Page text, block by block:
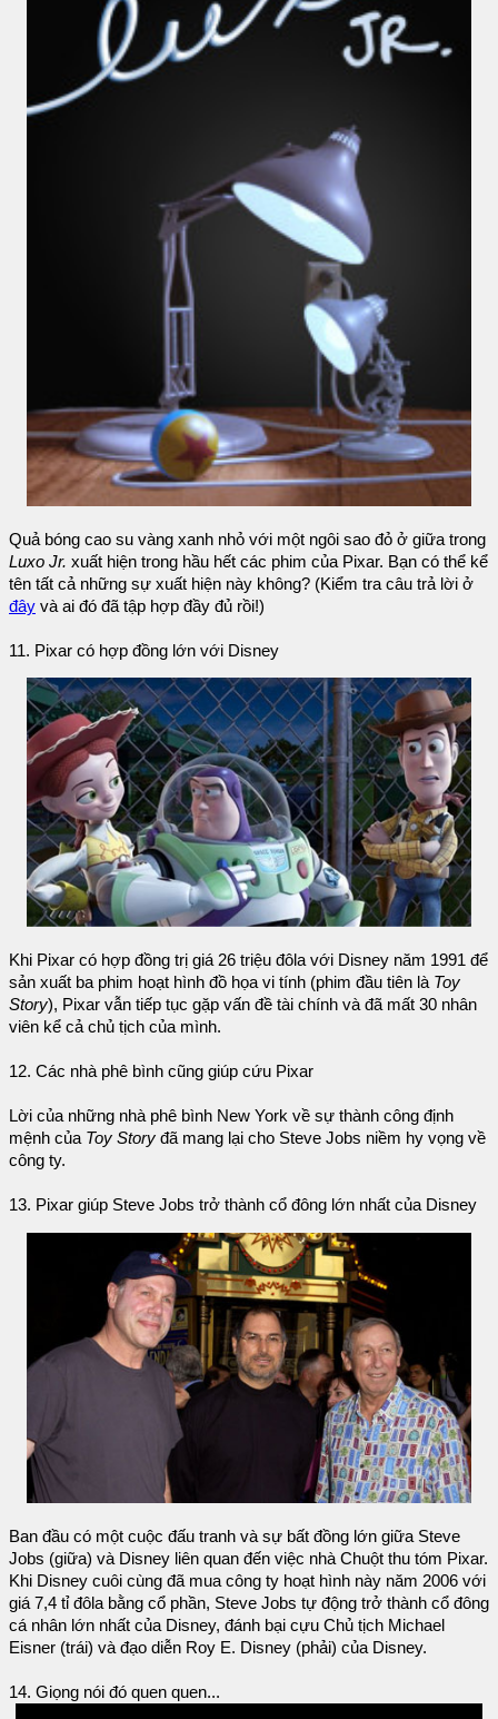
Quả bóng cao su vàng xanh nhỏ với một ngôi sao đỏ ở giữa trong
Luxo Jr. xuất hiện trong hầu hết các phim của Pixar. Bạn có thể kể
tên tất cả những sự xuất hiện này không? (Kiểm tra câu trả lời ở
đây và ai đó đã tập hợp đầy đủ rồi!)
11. Pixar có hợp đồng lớn với Disney
Khi Pixar có hợp đồng trị giá 26 triệu đôla với Disney năm 1991 để
sản xuất ba phim hoạt hình đồ họa vi tính (phim đầu tiên là Toy
Story), Pixar vẫn tiếp tục gặp vấn đề tài chính và đã mất 30 nhân
viên kể cả chủ tịch của mình.
12. Các nhà phê bình cũng giúp cứu Pixar
Lời của những nhà phê bình New York về sự thành công định
mệnh của Toy Story đã mang lại cho Steve Jobs niềm hy vọng về
công ty.
13. Pixar giúp Steve Jobs trở thành cổ đông lớn nhất của Disney
Ban đầu có một cuộc đấu tranh và sự bất đồng lớn giữa Steve
Jobs (giữa) và Disney liên quan đến việc nhà Chuột thu tóm Pixar.
Khi Disney cuôi cùng đã mua công ty hoạt hình này năm 2006 với
giá 7,4 tỉ đôla bằng cổ phần, Steve Jobs tự động trở thành cổ đông
cá nhân lớn nhất của Disney, đánh bại cựu Chủ tịch Michael
Eisner (trái) và đạo diễn Roy E. Disney (phải) của Disney.
14. Giọng nói đó quen quen...